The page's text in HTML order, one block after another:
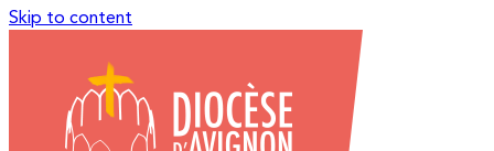
Skip to content